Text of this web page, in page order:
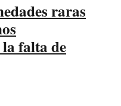
raras
falta de